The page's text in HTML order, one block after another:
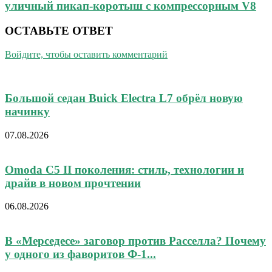
уличный пикап-коротыш с компрессорным V8
ОСТАВЬТЕ ОТВЕТ
Войдите, чтобы оставить комментарий
Большой седан Buick Electra L7 обрёл новую
начинку
07.08.2026
Omoda C5 II поколения: стиль, технологии и
драйв в новом прочтении
06.08.2026
В «Мерседесе» заговор против Расселла? Почему
у одного из фаворитов Ф-1...